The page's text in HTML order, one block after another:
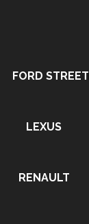
FORD
LEXUS
RENAULT